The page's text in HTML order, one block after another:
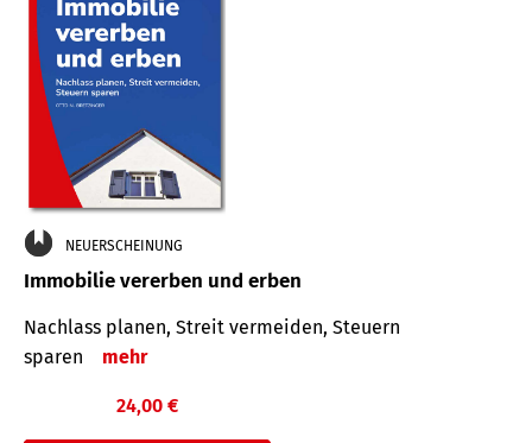
NEUERSCHEINUNG
Immobilie vererben und erben
Nachlass planen, Streit vermeiden, Steuern
sparen
mehr
24,00 €